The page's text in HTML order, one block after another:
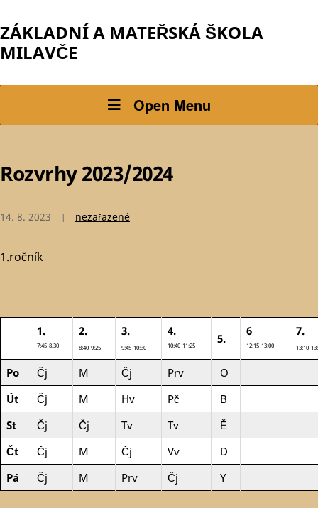
ZÁKLADNÍ A MATEŘSKÁ ŠKOLA
MILAVČE
Open Menu
Rozvrhy 2023/2024
14. 8. 2023 nezařazené
1.ročník
1.
7:45-8.30
2.
8:40-9:25
3.
9:45-10:30
4.
10:40-11:25 5.
6
12:15-13:00
7.
13:10-
Po Čj M Čj Prv
O
Út
Čj M Hv Pč
B
St
Čj Čj Tv Tv
Ě
Čt
Čj M Čj Vv
D
Pá
Čj M Prv Čj Y